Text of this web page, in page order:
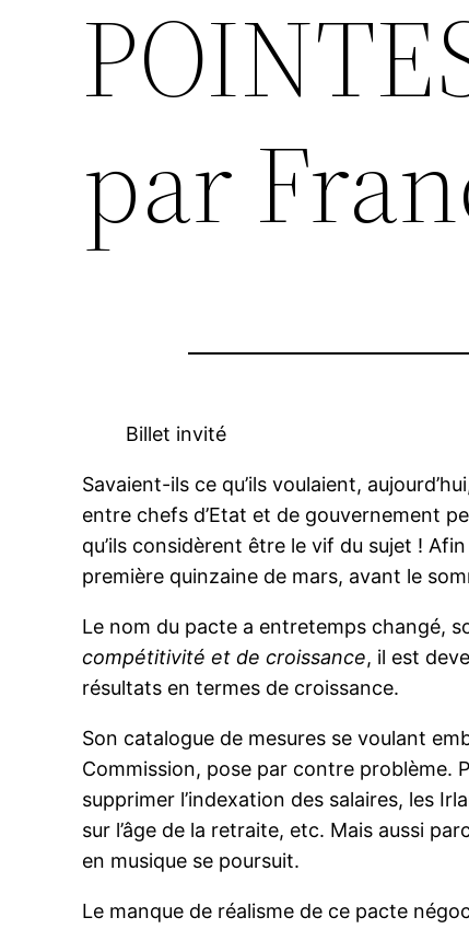
par
Billet invité
Savaient-ils ce qu’ils voulaient,
entre chefs d’Etat et de gouvernement
qu’ils considèrent être le vif du sujet !
première quinzaine de mars, avant le
Le nom du pacte a entretemps changé,
compétitivité et de croissance, il est
résultats en termes de croissance.
Son catalogue de mesures se voulant
Commission, pose par contre problème.
supprimer l’indexation des salaires, les
sur l’âge de la retraite, etc. Mais aussi
en musique se poursuit.
Le manque de réalisme de ce pacte